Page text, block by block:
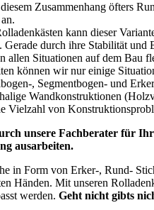
Zusammenhang öfters
kann dieser
Gerade durch ihre Stabilität
allen Situationen auf dem Bau
können wir nur einige
, Segmentbogen- und
Wandkonstruktionen
Vielzahl von
unsere Fachberater für
ausarbeiten.
in Form von Erker-, Rund-
Händen. Mit unseren
werden. Geht nicht gibts